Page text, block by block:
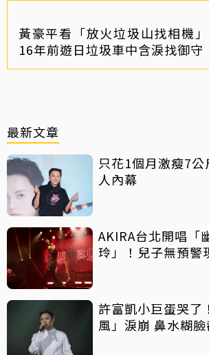
黃豪平看「放火垃圾山找相機
16年前遊日垃圾車中含淚找御守
最新文章
只花1個月激瘦7
人內幕
AKIRA台北開唱「
玲」！兒子無預警
許富凱小巨蛋哭了
風」淚崩 鼻水糊